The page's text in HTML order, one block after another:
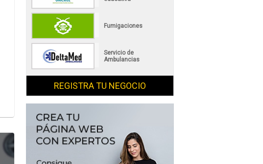
Fumigaciones
Servicio de
Ambulancias
REGISTRA TU NEGOCIO